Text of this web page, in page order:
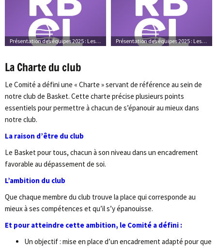
Présentation des équipes 2025 : Les équipes Présentation des équipes 2025 : Les photos d’ambiance
La Charte du club
Le Comité a défini une « Charte » servant de référence au sein de
notre club de Basket. Cette charte précise plusieurs points
essentiels pour permettre à chacun de s’épanouir au mieux dans
notre club.
La raison d’être du club
Le Basket pour tous, chacun à son niveau dans un encadrement
favorable au dépassement de soi.
L’ambition du club
Que chaque membre du club trouve la place qui corresponde au
mieux à ses compétences et qu’il s’y épanouisse.
Et pour atteindre cette ambition, le Comité a défini :
Un objectif : mise en place d’un encadrement adapté pour que